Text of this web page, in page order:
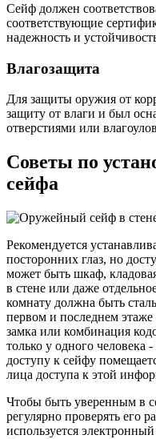
Сейф должен
соответствующие
надежность и
Влагозащита
Для защиты оружия от
защиту от влаги и был
отверстиями или
Советы по
сейфа
Рекомендуется
посторонних глаз, но
может быть шкаф,
в стене или даже
комнату должна быть
первом и последнем
замка или комбинация
только у одного человека
доступу к сейфу
лица доступа к этой
Чтобы быть уверенным в
регулярно проверять его
используется